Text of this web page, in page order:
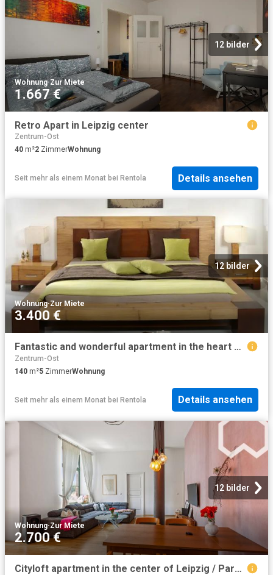
12 bilder
Wohnung·Zur Miete
1.667 €
Retro Apart in Leipzig center
Zentrum-Ost
40 m²2 ZimmerWohnung
Seit mehr als einem Monat bei Rentola Details ansehen
12 bilder
Wohnung·Zur Miete
3.400 €
Fantastic and wonderful apartment in the heart of Leipzig
Zentrum-Ost
140 m²5 ZimmerWohnung
Seit mehr als einem Monat bei Rentola Details ansehen
12 bilder
Wohnung·Zur Miete
2.700 €
Cityloft apartment in the center of Leipzig / Parking and gated community / Garden